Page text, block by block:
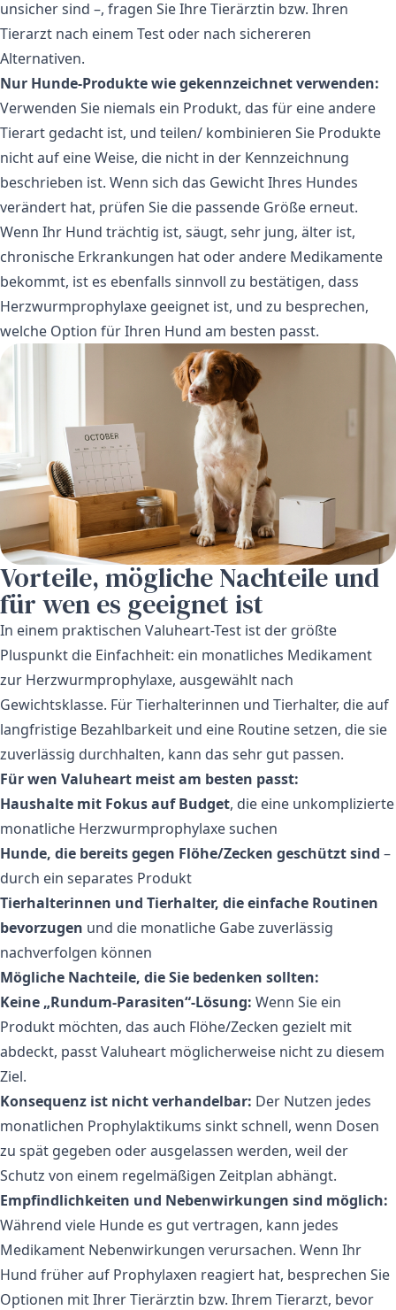
unsicher sind –, fragen Sie Ihre Tierärztin bzw. Ihren
Tierarzt nach einem Test oder nach sichereren
Alternativen.
Nur Hunde-Produkte wie gekennzeichnet verwenden:
Verwenden Sie niemals ein Produkt, das für eine andere
Tierart gedacht ist, und teilen/ kombinieren Sie Produkte
nicht auf eine Weise, die nicht in der Kennzeichnung
beschrieben ist. Wenn sich das Gewicht Ihres Hundes
verändert hat, prüfen Sie die passende Größe erneut.
Wenn Ihr Hund trächtig ist, säugt, sehr jung, älter ist,
chronische Erkrankungen hat oder andere Medikamente
bekommt, ist es ebenfalls sinnvoll zu bestätigen, dass
Herzwurmprophylaxe geeignet ist, und zu besprechen,
welche Option für Ihren Hund am besten passt.
Vorteile, mögliche Nachteile und
für wen es geeignet ist
In einem praktischen Valuheart-Test ist der größte
Pluspunkt die Einfachheit: ein monatliches Medikament
zur Herzwurmprophylaxe, ausgewählt nach
Gewichtsklasse. Für Tierhalterinnen und Tierhalter, die auf
langfristige Bezahlbarkeit und eine Routine setzen, die sie
zuverlässig durchhalten, kann das sehr gut passen.
Für wen Valuheart meist am besten passt:
Haushalte mit Fokus auf Budget, die eine unkomplizierte
monatliche Herzwurmprophylaxe suchen
Hunde, die bereits gegen Flöhe/Zecken geschützt sind –
durch ein separates Produkt
Tierhalterinnen und Tierhalter, die einfache Routinen
bevorzugen und die monatliche Gabe zuverlässig
nachverfolgen können
Mögliche Nachteile, die Sie bedenken sollten:
Keine „Rundum-Parasiten“-Lösung: Wenn Sie ein
Produkt möchten, das auch Flöhe/Zecken gezielt mit
abdeckt, passt Valuheart möglicherweise nicht zu diesem
Ziel.
Konsequenz ist nicht verhandelbar: Der Nutzen jedes
monatlichen Prophylaktikums sinkt schnell, wenn Dosen
zu spät gegeben oder ausgelassen werden, weil der
Schutz von einem regelmäßigen Zeitplan abhängt.
Empfindlichkeiten und Nebenwirkungen sind möglich:
Während viele Hunde es gut vertragen, kann jedes
Medikament Nebenwirkungen verursachen. Wenn Ihr
Hund früher auf Prophylaxen reagiert hat, besprechen Sie
Optionen mit Ihrer Tierärztin bzw. Ihrem Tierarzt, bevor